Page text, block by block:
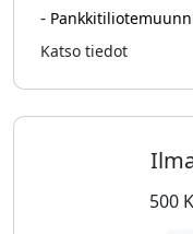
-
Katso tiedot
500